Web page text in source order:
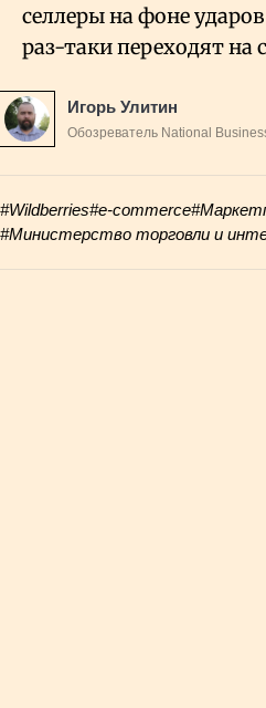
селлеры на фоне
раз-таки переходят на
Игорь Улитин
Обозреватель National
#Wildberries#e-commerce
#Министерство торговли и